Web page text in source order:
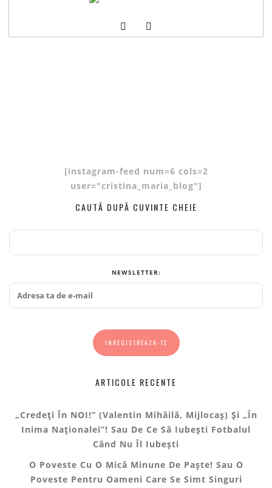
[instagram-feed num=6 cols=2
user="cristina_maria_blog"]
CAUTĂ DUPĂ CUVINTE CHEIE
NEWSLETTER:
ARTICOLE RECENTE
„Credeți În NOI!” (Valentin Mihăilă, Mijlocaș) Și „În
Inima Naționalei”! Sau De Ce Să Iubești Fotbalul
Când Nu Îl Iubești
O Poveste Cu O Mică Minune De Paște! Sau O
Poveste Pentru Oameni Care Se Simt Singuri